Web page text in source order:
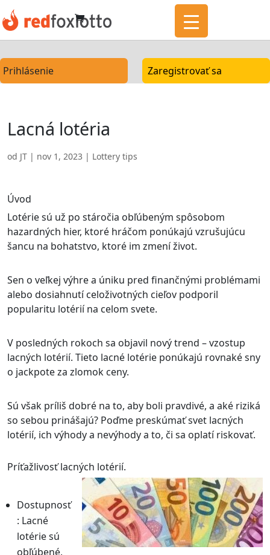
Prihlásenie Zaregistrovať sa
Lacná lotéria
od JT | nov 1, 2023 | Lottery tips
Úvod
Lotérie sú už po stáročia obľúbeným spôsobom
hazardných hier, ktoré hráčom ponúkajú vzrušujúcu
šancu na bohatstvo, ktoré im zmení život.
Sen o veľkej výhre a úniku pred finančnými problémami
alebo dosiahnutí celoživotných cieľov podporil
popularitu lotérií na celom svete.
V posledných rokoch sa objavil nový trend – vzostup
lacných lotérií. Tieto lacné lotérie ponúkajú rovnaké sny
o jackpote za zlomok ceny.
Sú však príliš dobré na to, aby boli pravdivé, a aké riziká
so sebou prinášajú? Poďme preskúmať svet lacných
lotérií, ich výhody a nevýhody a to, či sa oplatí riskovať.
Príťažlivosť lacných lotérií.
Dostupnosť
: Lacné
lotérie sú
obľúbené,